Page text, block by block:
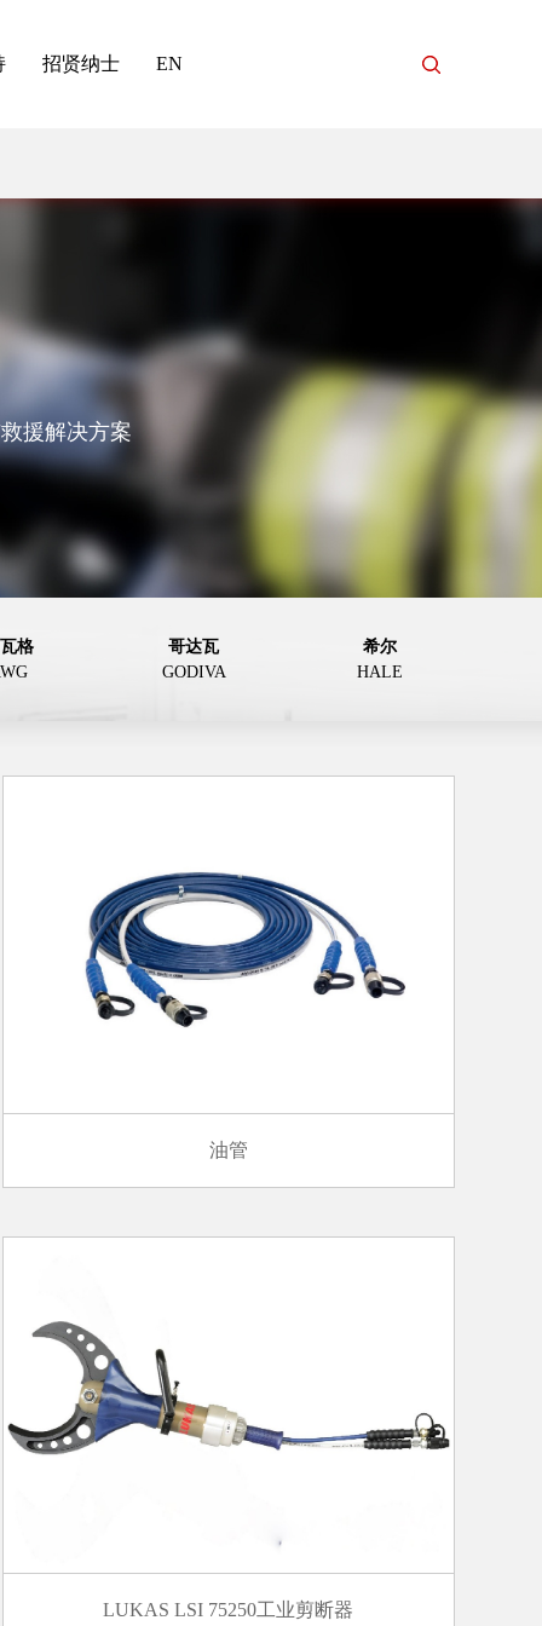
招贤纳士 EN
援解决方案
格
哥达瓦
GODIVA
希尔
HALE
油管
LUKAS LSI 75250工业剪断器